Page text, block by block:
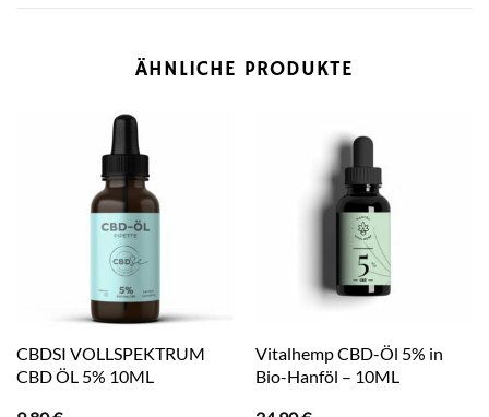
ÄHNLICHE PRODUKTE
CBDSI VOLLSPEKTRUM
CBD ÖL 5% 10ML
Vitalhemp CBD-Öl 5% in
Bio-Hanföl – 10ML